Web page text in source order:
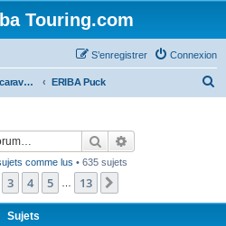
Touring.com
Connexion
S’enregistrer
Parlons de nos caravanes (anciennes et récentes) ERIBA Puck
Rechercher
comme lus • 635 sujets
13
3 4 5 13
Sujets